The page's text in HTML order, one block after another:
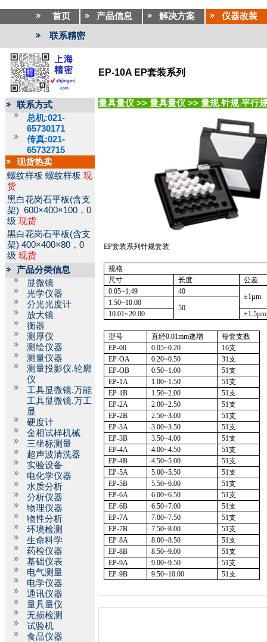
首页 产品信息 解决方案 仪器改装
联系精密
EP-10A EP套装系列
联系方式
总机:021-
65730171
传真:021-
65732715
现货热卖
螺纹样板 螺纹样板 现
货
黑白花岗石平板(含支
架) 600×400×100，0
级 现货
黑白花岗石平板(含支
架) 400×400×80，0
级 现货
产品分类信息
显微镜
光学仪器
分光光度计
放大镜
衡器
测厚仪
测绘仪器
测量仪器
测量投影仪.轮廓
仪
工具显微镜.万能
工具显微镜.万工
显
硬度计
金相试样机械
三坐标测量
超声波清洗器
实验设备
电化学仪器
水质分析
分析仪器
物理仪器
物性分析
环境检测
生命科学
药检仪器
基础仪表
电气测量
电学仪器
通讯仪器
量具量仪
无损检测
试验机
食品仪器
量具量仪 >> 量具量仪 >> 量规.针规.平行
EP套装系列针规套装
规格
尺寸
长度
公差
0.05~1.49
40
±1µm
1.50~10.00
50
10.01~20.00 ±1.5µm
型号 直经0.01mm递增
每套支数
EP-00
0.05~0.20 16支
EP-OA
0.20~0.50 31支
EP-OB
0.50~1.00 51支
EP-1A 1.00~1.50 51支
EP-1B
1.50~2.00 51支
EP-2A 2.00~2.50 51支
EP-2B
2.50~3.00 51支
EP-3A 3.00~3.50 51支
EP-3B
3.50~4.00 51支
EP-4A 4.00~4.50 51支
EP-4B
4.50~5.00 51支
EP-5A 5.00~5.50 51支
EP-5B
5.50~6.00 51支
EP-6A 6.00~6.50 51支
EP-6B
6.50~7.00 51支
EP-7A 7.00~7.50 51支
EP-7B
7.50~8.00 51支
EP-8A 8.00~8.50 51支
EP-8B
8.50~9.00 51支
EP-9A 9.00~9.50 51支
EP-9B
9.50~10.00 51支